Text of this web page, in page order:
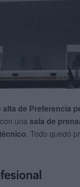
de Preferencia
una sala de
. Todo quedó